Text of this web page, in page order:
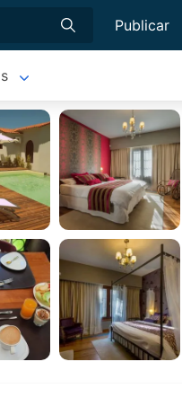
Publicar